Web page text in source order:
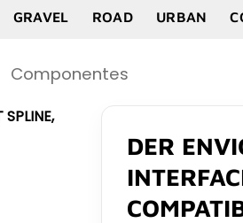
GRAVEL ROAD URBAN
Componentes
DER